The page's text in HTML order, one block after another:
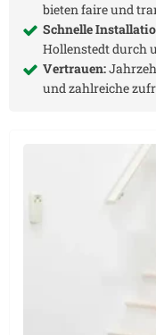
bieten faire und
Schnelle
Hollenstedtdurch
Vertrauen:
und zahlreiche